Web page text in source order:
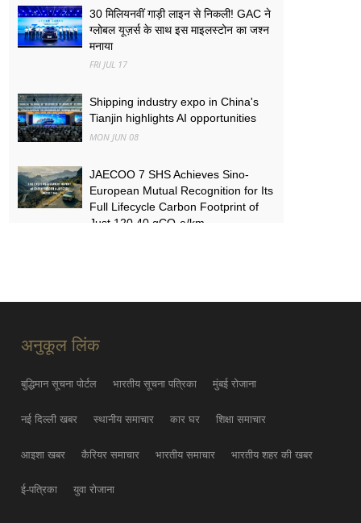
30 मिलियनवीं गाड़ी लाइन से निकली! GAC ने
ग्लोबल यूज़र्स के साथ इस माइलस्टोन का जश्न
मनाया
FRI JUL 17
Shipping industry expo in China's
Tianjin highlights AI opportunities
MON JUN 08
JAECOO 7 SHS Achieves Sino-
European Mutual Recognition for Its
Full Lifecycle Carbon Footprint of
Just 120.40 gCO₂e/km
THU MAY 21
अनुकूल लिंक
बुद्धिमान सूचना पोर्टल भारतीय सूचना पत्रिका मुंबई रोजाना
नई दिल्ली खबर स्थानीय समाचार कार घर शिक्षा समाचार
आइशा खबर कैरियर समाचार भारतीय समाचार भारतीय शहर की खबर
ई-पत्रिका युवा रोजाना